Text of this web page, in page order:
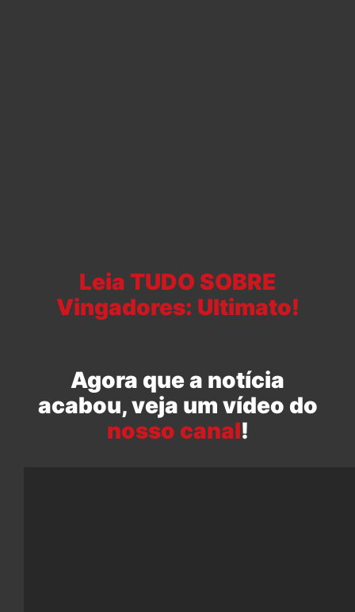
Leia TUDO SOBRE
Vingadores: Ultimato!
Agora que a notícia
acabou, veja um vídeo do
nosso canal!